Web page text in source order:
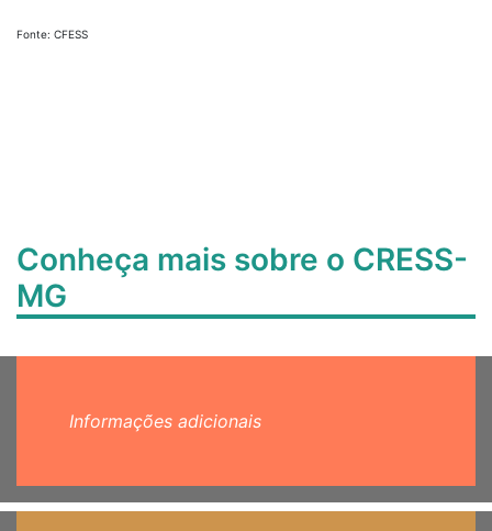
Fonte: CFESS
Conheça mais sobre o CRESS-
MG
Informações adicionais